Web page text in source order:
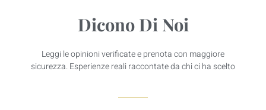
Dicono Di Noi
Leggi le opinioni verificate e prenota con maggiore
sicurezza. Esperienze reali raccontate da chi ci ha scelto